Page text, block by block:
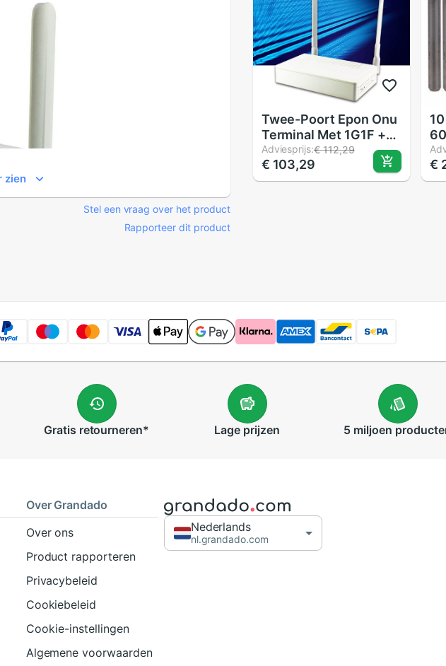
zien
Stel een vraag over het product
Rapporteer dit product
Twee-Poort Epon Onu
Terminal Met 1G1F +
Catv + Wifi Video
Surveillance Ftth
Modus Mini Glasvezel
Adviesprijs:€ 112,29
€ 103,29 €
Gratis retourneren* Lage prijzen 5 miljoen
Over Grandado
Over ons
Product rapporteren
Privacybeleid
Cookiebeleid
Cookie-instellingen
Algemene voorwaarden
Nederlands
nl.grandado.com